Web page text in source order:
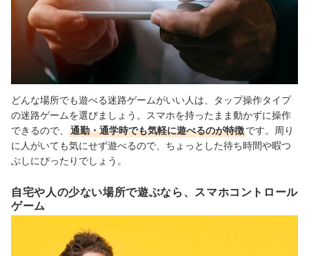
どんな場所でも遊べる迷路ゲームがいい人は、タップ操作タイプ
の迷路ゲームを選びましょう。スマホを持ったまま動かずに操作
できるので、
通勤・通学時でも気軽に遊べるのが特徴です。周り
に人がいても気にせず遊べるので、ちょっとした待ち時間や暇つ
ぶしにぴったりでしょう。
自宅や人の少ない場所で遊ぶなら、スマホコントロール
ゲーム